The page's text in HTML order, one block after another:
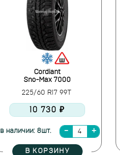
Cordiant
Sno-Max 7000
225/60 R17 99T
10 730 ₽
в наличии: 8шт.
В КОРЗИНУ